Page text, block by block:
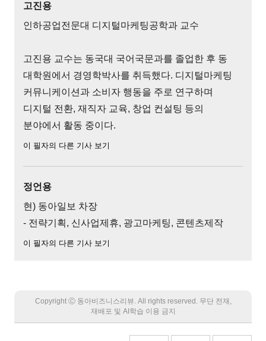
고진용
인하공업전문대 디지털마케팅공학과 교수
고진용 교수는 동국대 국어국문과를 졸업한 후 동
대학원에서 경영학박사를 취득했다. 디지털마케팅
커뮤니케이션과 소비자 행동을 주로 연구하며
디지털 전환, 재직자 교육, 창업 컨설팅 등의
분야에서 활동 중이다.
이 필자의 다른 기사 보기
정언용
현) 동아일보 차장
- 전략기획, 신사업제휴, 광고마케팅, 콘텐츠제작
이 필자의 다른 기사 보기
Copyright Ⓒ 동아비즈니스리뷰. All rights reserved. 무단 전재,
재배포 및 AI학습 이용 금지